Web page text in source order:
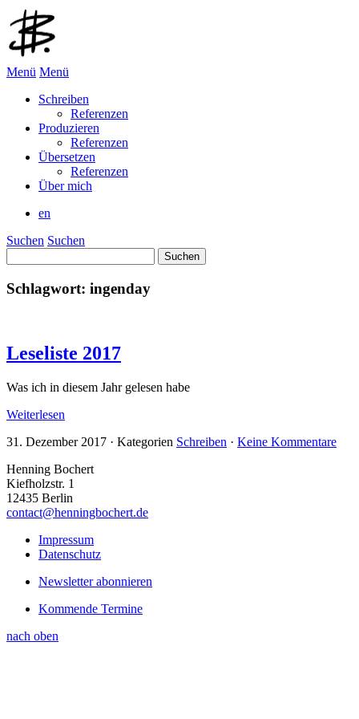
Menü Menü
Schreiben
Referenzen
Produzieren
Referenzen
Übersetzen
Referenzen
Über mich
en
Suchen Suchen
nach:
Schlagwort: ingenday
Leseliste 2017
Was ich in diesem Jahr gelesen habe
Weiterlesen
31. Dezember 2017 · Kategorien Schreiben · Keine Kommentare
Henning Bochert
Kiefholzstr. 1
12435 Berlin
contact@henningbochert.de
Impressum
Datenschutz
Newsletter abonnieren
Kommende Termine
nach oben